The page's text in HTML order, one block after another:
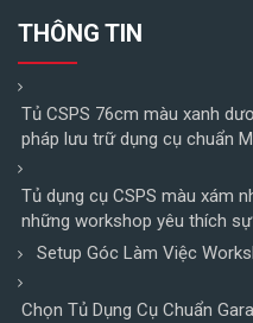
THÔNG TIN
Tủ CSPS 76cm màu xanh
pháp lưu trữ dụng cụ chuẩn
Tủ dụng cụ CSPS màu xám
những workshop yêu thích
Setup Góc Làm Việc
Chọn Tủ Dụng Cụ Chuẩn